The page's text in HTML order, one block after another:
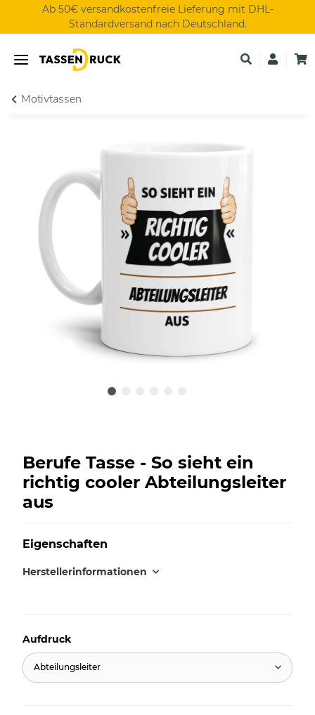
Ab 50€ versandkostenfreie Lieferung mit DHL-
Standardversand nach Deutschland.
Motivtassen
Berufe Tasse - So sieht ein
richtig cooler Abteilungsleiter
aus
Eigenschaften
Herstellerinformationen
Aufdruck
Abteilungsleiter